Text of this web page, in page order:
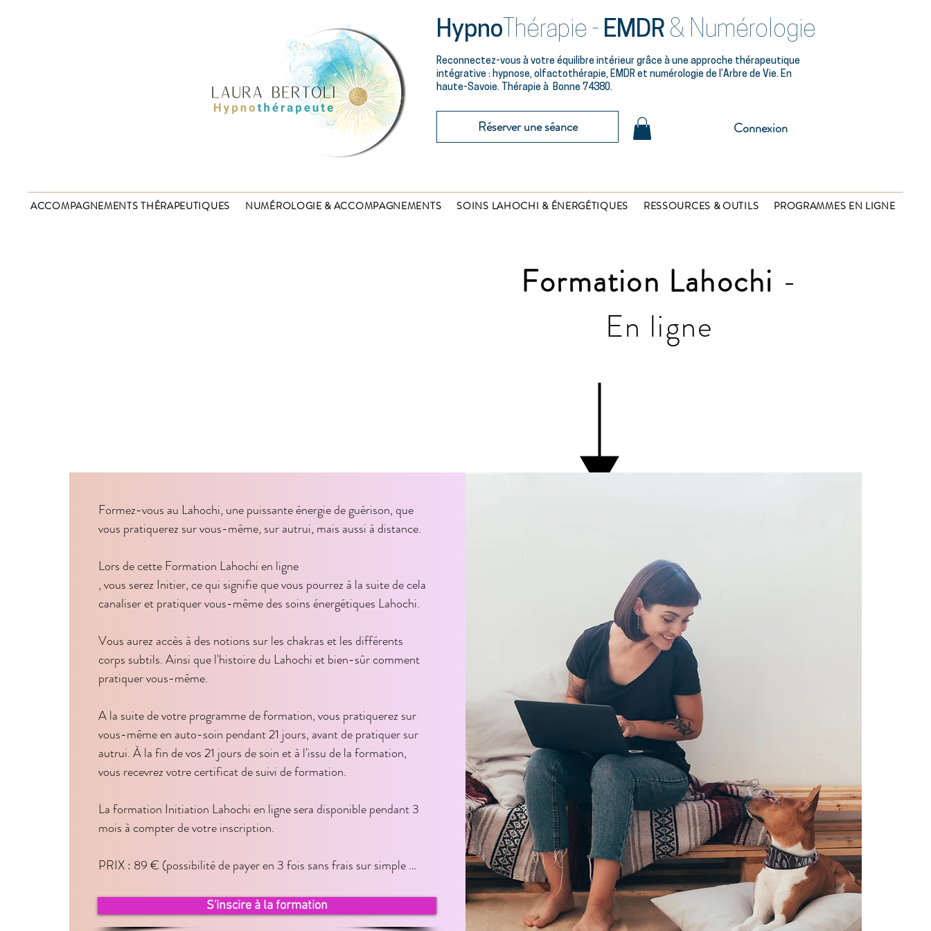
Hypno Thérapie - EMDR & Numérologie
Reconnectez-vous à votre équilibre intérieur grâce à une approche thérapeutique
intégrative : hypnose, olfactothérapie, EMDR et numérologie de l’Arbre de Vie. En
haute-Savoie. Thérapie à Bonne 74380.
Réserver une séance Connexion
ACCOMPAGNEMENTS THÉRAPEUTIQUES NUMÉROLOGIE & ACCOMPAGNEMENTS SOINS LAHOCHI & ÉNERGÉTIQUES RESSOURCES & OUTILS PROGRAMMES EN LIGNE
Formation Lahochi -
En ligne
Formez-vous au Lahochi, une puissante énergie de guérison, que
vous pratiquerez sur vous-même, sur autrui, mais aussi à distance.
Lors de cette Formation Lahochi en ligne
, vous serez Initier, ce qui signifie que vous pourrez à la suite de cela
canaliser et pratiquer vous-même des soins énergétiques Lahochi.
Vous aurez accès à des notions sur les chakras et les différents
corps subtils. Ainsi que l'histoire du Lahochi et bien-sûr comment
pratiquer vous-même.
A la suite de votre programme de formation, vous pratiquerez sur
vous-même en auto-soin pendant 21 jours, avant de pratiquer sur
autrui. À la fin de vos 21 jours de soin et à l'issu de la formation,
vous recevrez votre certificat de suivi de formation.
La formation Initiation Lahochi en ligne sera disponible pendant 3
mois à compter de votre inscription.
PRIX : 89 € (possibilité de payer en 3 fois sans frais sur simple
Si vous le souhaitez vous pourrez accéder à une journée de
formation en présentiel, au prix de 60€ au lieu de 150€ (sous
S'inscire à la formation